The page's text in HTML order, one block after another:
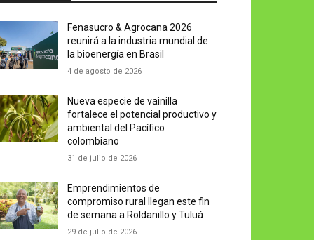
Fenasucro & Agrocana 2026
reunirá a la industria mundial de
la bioenergía en Brasil
4 de agosto de 2026
Nueva especie de vainilla
fortalece el potencial productivo y
ambiental del Pacífico
colombiano
31 de julio de 2026
Emprendimientos de
compromiso rural llegan este fin
de semana a Roldanillo y Tuluá
29 de julio de 2026